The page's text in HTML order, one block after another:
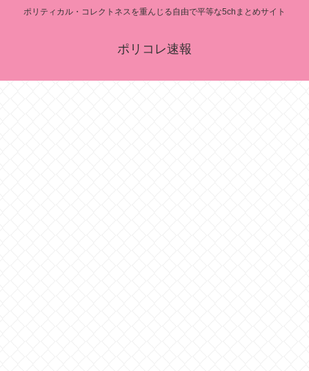
ポリティカル・コレクトネスを重んじる自由で平等な5chまとめサイト
ポリコレ速報